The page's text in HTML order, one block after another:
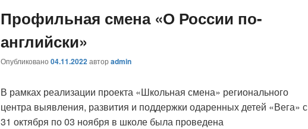
Профильная смена «О России по-
английски»
Опубликовано 04.11.2022автор admin
В рамках реализации проекта «Школьная смена» регионального
центра выявления, развития и поддержки одаренных детей «Вега» с
31 октября по 03 ноября в школе была проведена